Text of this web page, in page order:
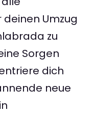
Umzug
zu
Sorgen
dich
neue